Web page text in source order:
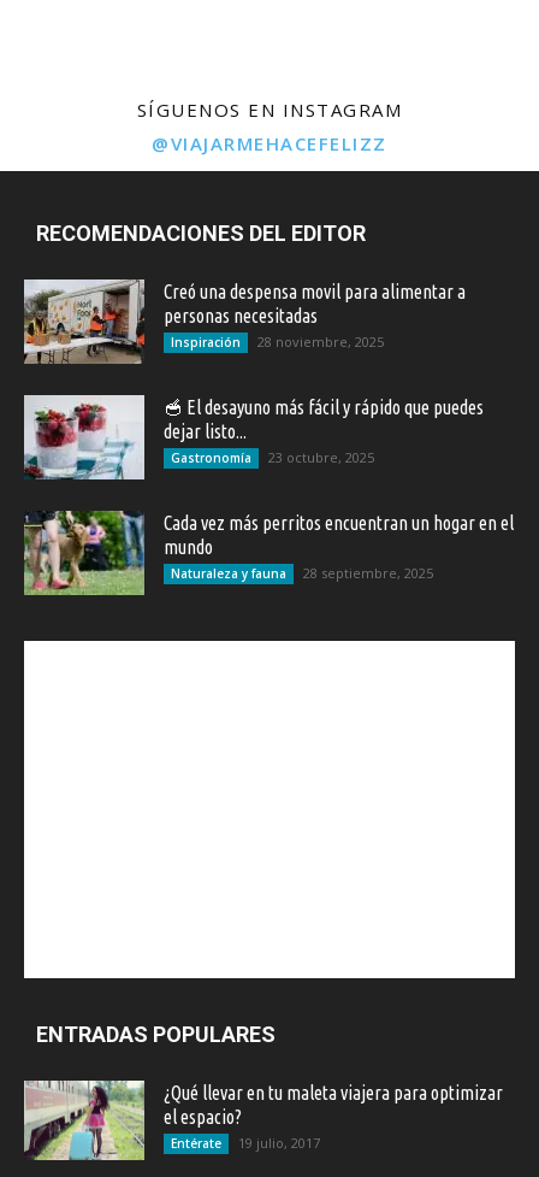
SÍGUENOS EN INSTAGRAM
@VIAJARMEHACEFELIZZ
RECOMENDACIONES DEL EDITOR
Creó una despensa movil para alimentar a
personas necesitadas
Inspiración 28 noviembre, 2025
🥣 El desayuno más fácil y rápido que puedes
dejar listo...
Gastronomía 23 octubre, 2025
Cada vez más perritos encuentran un hogar en el
mundo
Naturaleza y fauna 28 septiembre, 2025
ENTRADAS POPULARES
¿Qué llevar en tu maleta viajera para optimizar
el espacio?
Entérate 19 julio, 2017